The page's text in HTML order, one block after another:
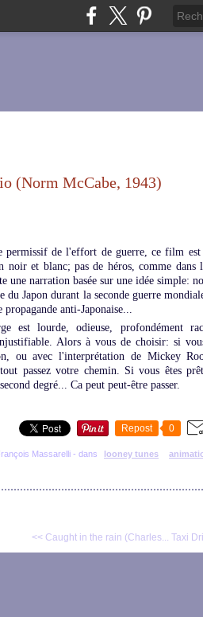
(Norm McCabe, 1943)
permissif de l'effort de guerre, ce film est
noir et blanc; pas de héros, comme
une narration basée sur une idée simple:
du Japon durant la seconde guerre
propagande anti-Japonaise...
est lourde, odieuse, profondément
Alors à vous de choisir: si
ou avec l'interprétation de Mickey
passez votre chemin. Si vous êtes
degré... Ca peut peut-être passer.
Repost 0
Massarelli - dans looney tunes
<< Caught in the rain (Charles... Taxi